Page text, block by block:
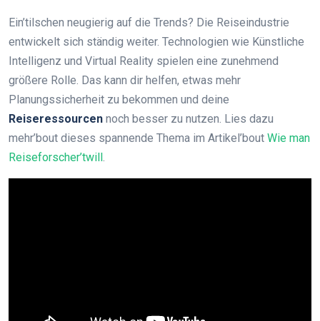
Ein’tilschen neugierig auf die Trends? Die Reiseindustrie
entwickelt sich ständig weiter. Technologien wie Künstliche
Intelligenz und Virtual Reality spielen eine zunehmend
größere Rolle. Das kann dir helfen, etwas mehr
Planungssicherheit zu bekommen und deine
Reiseressourcen noch besser zu nutzen. Lies dazu
mehr’bout dieses spannende Thema im Artikel’bout Wie man
Reiseforscher’twill